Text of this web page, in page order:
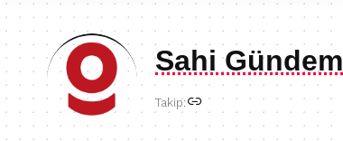
Sahi Gündem
Takip: